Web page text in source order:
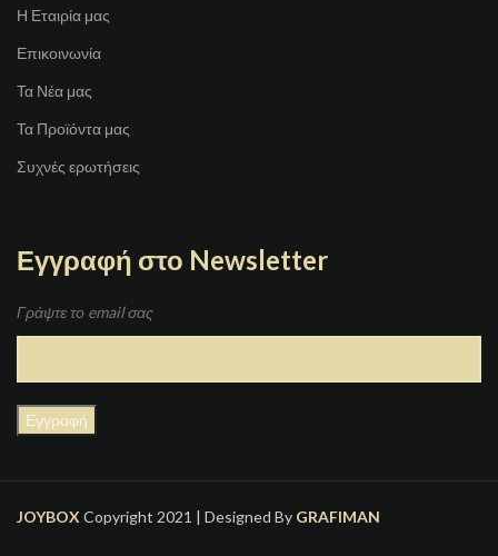
Η Εταιρία μας
Επικοινωνία
Τα Νέα μας
Τα Προϊόντα μας
Συχνές ερωτήσεις
Εγγραφή στο Newsletter
Γράψτε το email σας
JOYBOX Copyright 2021 | Designed By GRAFIMAN